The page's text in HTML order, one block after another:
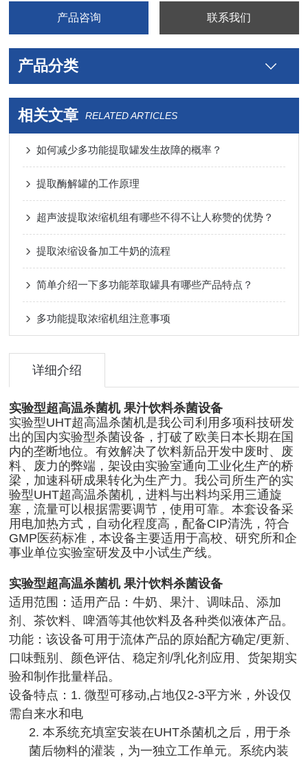
产品咨询 联系我们
产品分类
相关文章 RELATED ARTICLES
如何减少多功能提取罐发生故障的概率？
提取酶解罐的工作原理
超声波提取浓缩机组有哪些不得不让人称赞的优势？
提取浓缩设备加工牛奶的流程
简单介绍一下多功能萃取罐具有哪些产品特点？
多功能提取浓缩机组注意事项
详细介绍
实验型超高温杀菌机 果汁饮料杀菌设备
实验型UHT超高温杀菌机是我公司利用多项科技研发
出的国内实验型杀菌设备，打破了欧美日本长期在国
内的垄断地位。有效解决了饮料新品开发中废时、废
料、废力的弊端，架设由实验室通向工业化生产的桥
梁，加速科研成果转化为生产力。我公司所生产的实
验型UHT超高温杀菌机，进料与出料均采用三通旋
塞，流量可以根据需要调节，使用可靠。本套设备采
用电加热方式，自动化程度高，配备CIP清洗，符合
GMP医药标准，本设备主要适用于高校、研究所和企
事业单位实验室研发及中小试生产线。
实验型超高温杀菌机 果汁饮料杀菌设备
适用范围：适用产品：牛奶、果汁、调味品、添加
剂、茶饮料、啤酒等其他饮料及各种类似液体产品。
功能：该设备可用于流体产品的原始配方确定/更新、
口味甄别、颜色评估、稳定剂/乳化剂应用、货架期实
验和制作批量样品。
设备特点： 1. 微型可移动,占地仅2-3平方米，外设仅
需自来水和电
2. 本系统充填室安装在UHT杀菌机之后，用于杀
菌后物料的灌装，为一独立工作单元。系统内装